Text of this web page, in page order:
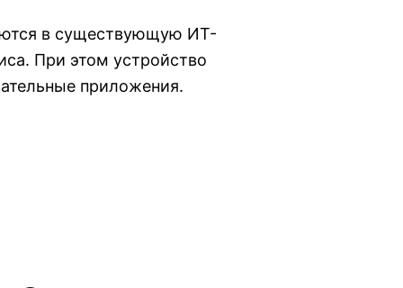
в существующую ИТ-
При этом устройство
приложения.